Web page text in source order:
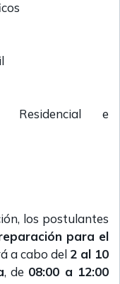
Residencial e
los postulantes
para el
a cabo del 2 al 10
, de 08:00 a 12:00